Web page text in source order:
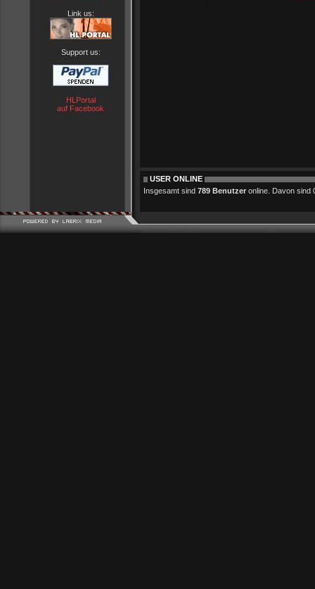
Link us:
Support us:
HLPortal
auf Facebook
USER ONLINE
Insgesamt sind 789 Benutzer online. Davon sind